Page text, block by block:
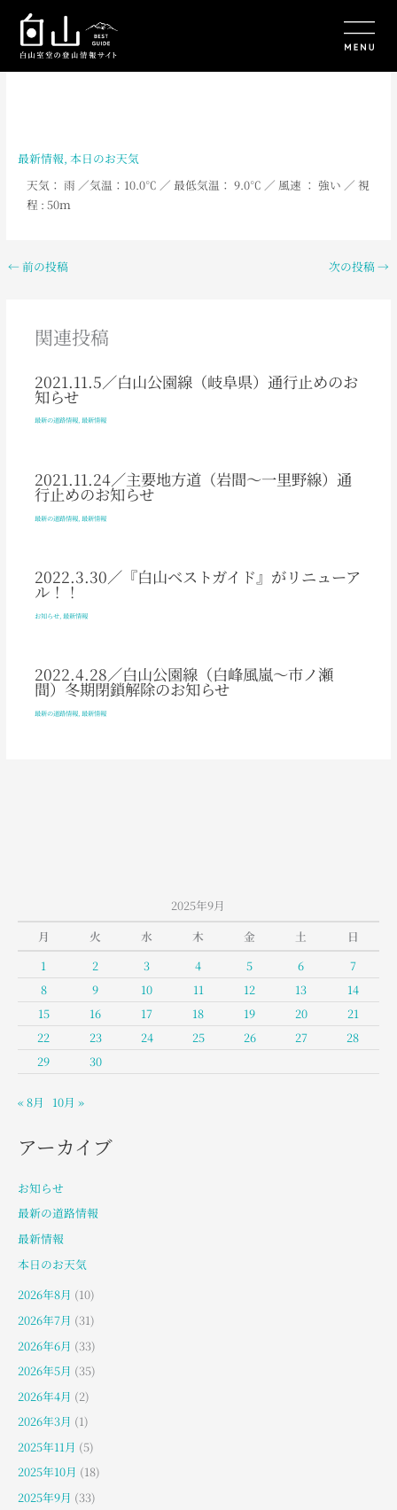
最新情報, 本日のお天気
天気： 雨 ／気温：10.0℃ ／ 最低気温： 9.0℃ ／ 風速 ： 強い ／ 視
程 : 50ｍ
←前の投稿 次の投稿→
関連投稿
2021.11.5／白山公園線（岐阜県）通行止めのお
知らせ
最新の道路情報, 最新情報
2021.11.24／主要地方道（岩間～一里野線）通
行止めのお知らせ
最新の道路情報, 最新情報
2022.3.30／『白山ベストガイド』がリニューア
ル！！
お知らせ, 最新情報
2022.4.28／白山公園線（白峰風嵐～市ノ瀬
間）冬期閉鎖解除のお知らせ
最新の道路情報, 最新情報
2025年9月
月
火 水 木 金 土
日
1
2 3 4 5 6
7
8
9 10 11 12 13
14
15
16 17 18 19 20
21
22
23 24 25 26 27
28
29
30
« 8月 10月 »
アーカイブ
お知らせ
最新の道路情報
最新情報
本日のお天気
2026年8月 (10)
2026年7月 (31)
2026年6月 (33)
2026年5月 (35)
2026年4月 (2)
2026年3月 (1)
2025年11月 (5)
2025年10月 (18)
2025年9月 (33)